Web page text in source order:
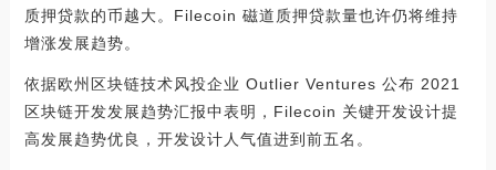
质押贷款的币越大。Filecoin 磁道质押贷款量也许仍将维持
增涨发展趋势。
依据欧州区块链技术风投企业 Outlier Ventures 公布 2021
区块链开发发展趋势汇报中表明，Filecoin 关键开发设计提
高发展趋势优良，开发设计人气值进到前五名。